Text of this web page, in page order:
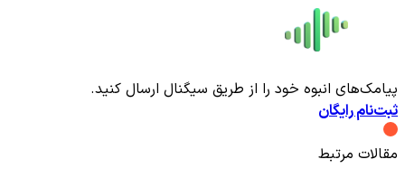
پیامک‌های انبوه خود را از طریق سیگنال ارسال کنید.
ثبت‌نام رایگان
مقالات مرتبط